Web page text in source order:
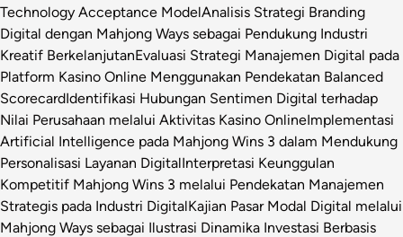
Technology Acceptance ModelAnalisis Strategi Branding
Digital dengan Mahjong Ways sebagai Pendukung Industri
Kreatif BerkelanjutanEvaluasi Strategi Manajemen Digital pada
Platform Kasino Online Menggunakan Pendekatan Balanced
ScorecardIdentifikasi Hubungan Sentimen Digital terhadap
Nilai Perusahaan melalui Aktivitas Kasino OnlineImplementasi
Artificial Intelligence pada Mahjong Wins 3 dalam Mendukung
Personalisasi Layanan DigitalInterpretasi Keunggulan
Kompetitif Mahjong Wins 3 melalui Pendekatan Manajemen
Strategis pada Industri DigitalKajian Pasar Modal Digital melalui
Mahjong Ways sebagai Ilustrasi Dinamika Investasi Berbasis